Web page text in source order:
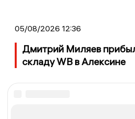
05/08/2026 12:36
Дмитрий Миляев
складу WB в Алексине